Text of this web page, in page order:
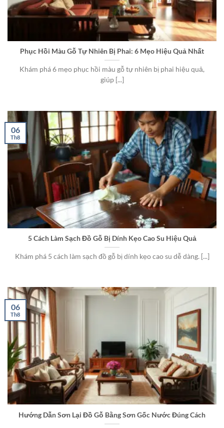
Phục Hồi Màu Gỗ Tự Nhiên Bị Phai: 6 Mẹo Hiệu Quả Nhất
Khám phá 6 mẹo phục hồi màu gỗ tự nhiên bị phai hiệu quả,
giúp [...]
5 Cách Làm Sạch Đồ Gỗ Bị Dính Kẹo Cao Su Hiệu Quả
Khám phá 5 cách làm sạch đồ gỗ bị dính kẹo cao su dễ dàng. [...]
06
Th8
Hướng Dẫn Sơn Lại Đồ Gỗ Bằng Sơn Gốc Nước Đúng Cách
06
Th8